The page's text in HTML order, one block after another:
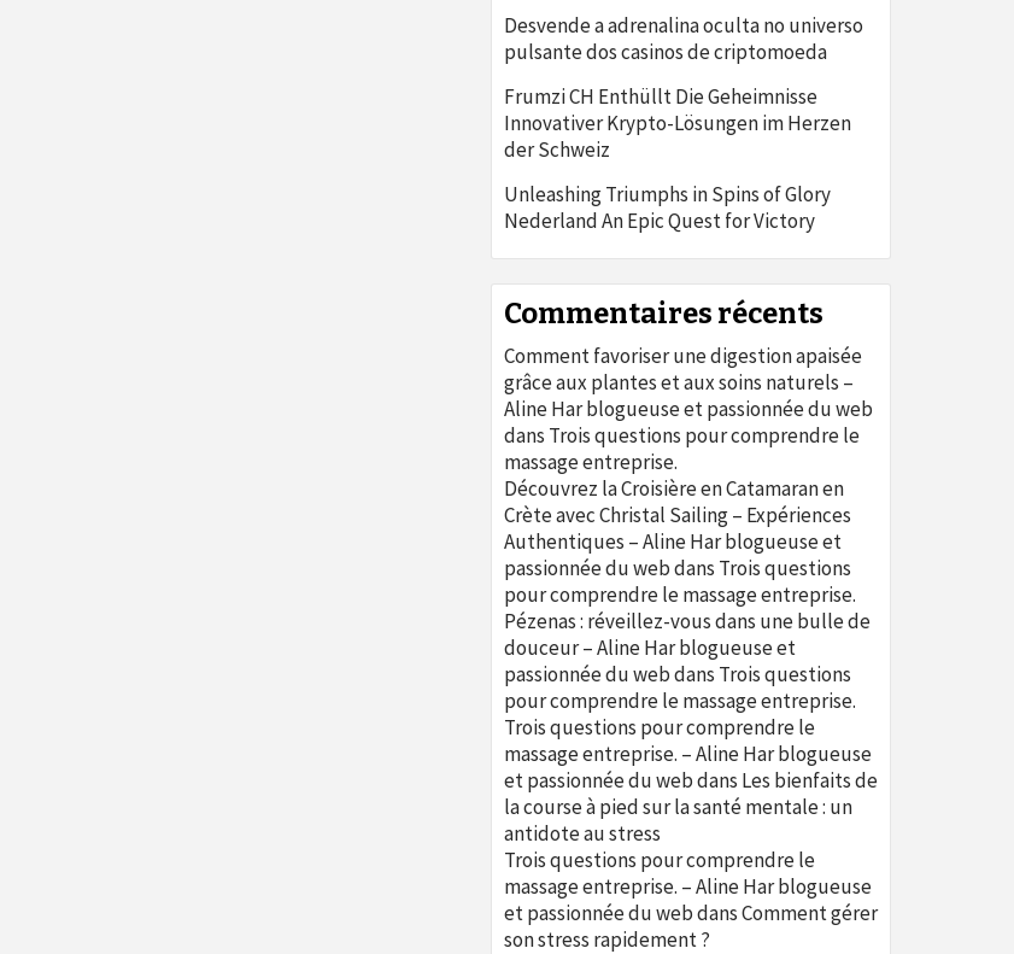
Desvende a adrenalina oculta no universo
pulsante dos casinos de criptomoeda
Frumzi CH Enthüllt Die Geheimnisse
Innovativer Krypto-Lösungen im Herzen
der Schweiz
Unleashing Triumphs in Spins of Glory
Nederland An Epic Quest for Victory
Commentaires récents
Comment favoriser une digestion apaisée
grâce aux plantes et aux soins naturels –
Aline Har blogueuse et passionnée du web
dans Trois questions pour comprendre le
massage entreprise.
Découvrez la Croisière en Catamaran en
Crète avec Christal Sailing – Expériences
Authentiques – Aline Har blogueuse et
passionnée du webdans Trois questions
pour comprendre le massage entreprise.
Pézenas : réveillez-vous dans une bulle de
douceur – Aline Har blogueuse et
passionnée du webdans Trois questions
pour comprendre le massage entreprise.
Trois questions pour comprendre le
massage entreprise. – Aline Har blogueuse
et passionnée du webdans Les bienfaits de
la course à pied sur la santé mentale : un
antidote au stress
Trois questions pour comprendre le
massage entreprise. – Aline Har blogueuse
et passionnée du webdansComment gérer
son stress rapidement ?